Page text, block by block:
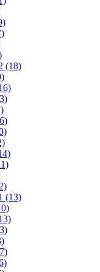
(18)
(13)